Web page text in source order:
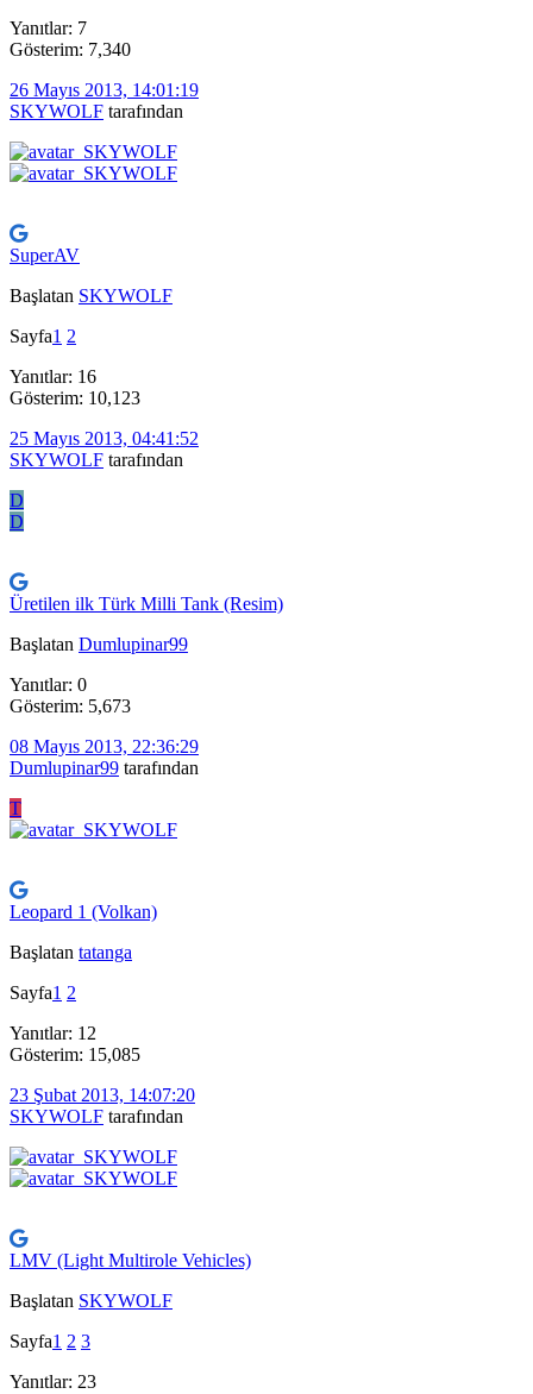
Yanıtlar: 7
Gösterim: 7,340
26 Mayıs 2013, 14:01:19
SKYWOLF tarafından
SuperAV
Başlatan SKYWOLF
Sayfa1 2
Yanıtlar: 16
Gösterim: 10,123
25 Mayıs 2013, 04:41:52
SKYWOLF tarafından
D
D
Üretilen ilk Türk Milli Tank (Resim)
Başlatan Dumlupinar99
Yanıtlar: 0
Gösterim: 5,673
08 Mayıs 2013, 22:36:29
Dumlupinar99 tarafından
T
Leopard 1 (Volkan)
Başlatan tatanga
Sayfa1 2
Yanıtlar: 12
Gösterim: 15,085
23 Şubat 2013, 14:07:20
SKYWOLF tarafından
LMV (Light Multirole Vehicles)
Başlatan SKYWOLF
Sayfa1 2 3
Yanıtlar: 23